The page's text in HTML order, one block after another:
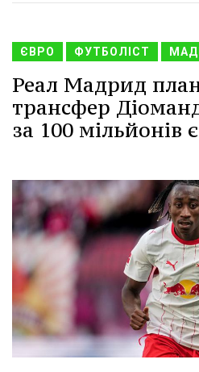
ЄВРО ФУТБОЛІСТ
Реал Мадрид
трансфер
за 100 мільйонів